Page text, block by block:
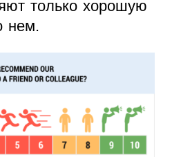
только хорошую
нем.